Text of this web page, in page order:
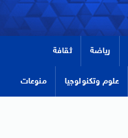
رياضة ثقافة
علوم وتكنولوجيا منوعات